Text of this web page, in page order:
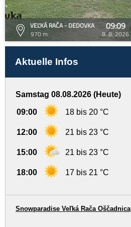
VEĽKÁ RAČA - DEDOVKA
970 m
09:09
8. 8. 2026
Aktuelle Infos
Samstag 08.08.2026 (Heute)
09:00 18 bis 20 °C
12:00 21 bis 23 °C
15:00 21 bis 23 °C
18:00 17 bis 21 °C
Snowparadise Veľká Rača Oščadnica